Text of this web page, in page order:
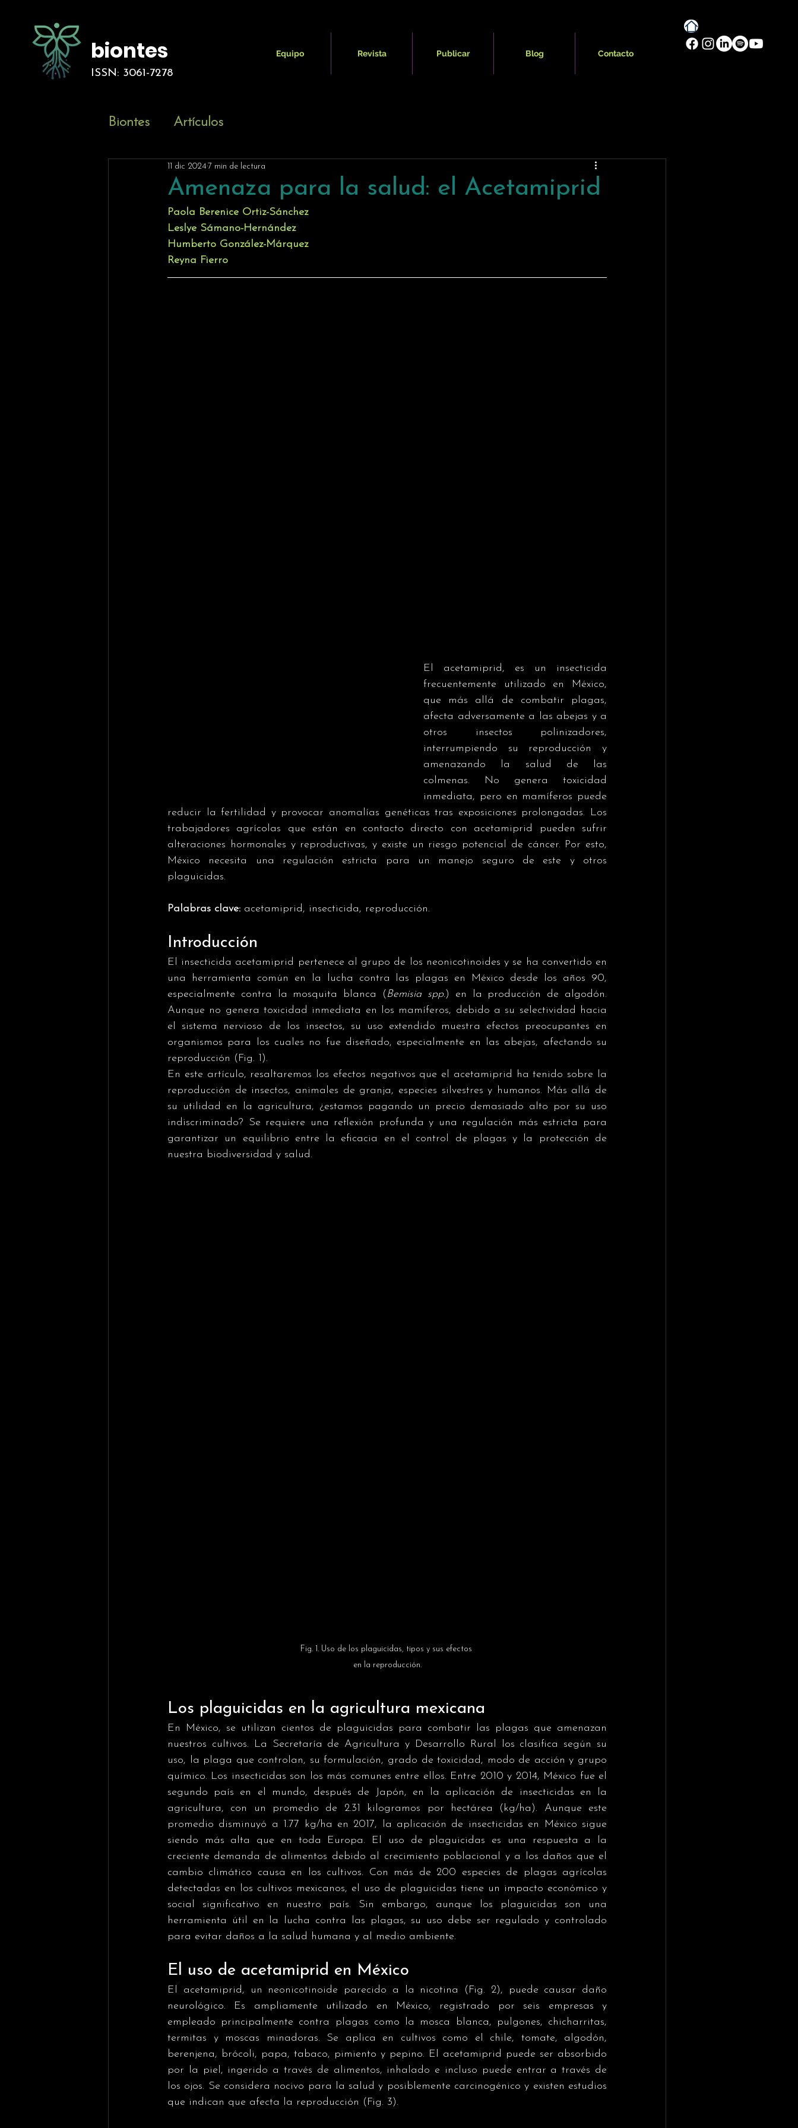
biontes
ISSN: 3061-7278
Equipo Revista Publicar Blog Contacto
Biontes Artículos
Amenaza para la salud: el Acetamiprid
11 dic 20247 min de lectura
Paola Berenice Ortiz-Sánchez
Leslye Sámano-Hernández
Humberto González-Márquez
Reyna Fierro
El acetamiprid, es un insecticida
frecuentemente utilizado en México,
que más allá de combatir plagas,
afecta adversamente a las abejas y a
otros insectos polinizadores,
interrumpiendo su reproducción y
amenazando la salud de las
colmenas. No genera toxicidad
inmediata, pero en mamíferos puede
reducir la fertilidad y provocar anomalías genéticas tras exposiciones prolongadas. Los
trabajadores agrícolas que están en contacto directo con acetamiprid pueden sufrir
alteraciones hormonales y reproductivas, y existe un riesgo potencial de cáncer. Por esto,
México necesita una regulación estricta para un manejo seguro de este y otros
plaguicidas.
Palabras clave: acetamiprid, insecticida, reproducción.
Introducción
El insecticida acetamiprid pertenece al grupo de los neonicotinoides y se ha convertido en
una herramienta común en la lucha contra las plagas en México desde los años 90,
especialmente contra la mosquita blanca ( Bemisia spp.) en la producción de algodón.
Aunque no genera toxicidad inmediata en los mamíferos, debido a su selectividad hacia
el sistema nervioso de los insectos, su uso extendido muestra efectos preocupantes en
organismos para los cuales no fue diseñado, especialmente en las abejas, afectando su
reproducción (Fig. 1).
En este artículo, resaltaremos los efectos negativos que el acetamiprid ha tenido sobre la
reproducción de insectos, animales de granja, especies silvestres y humanos. Más allá de
su utilidad en la agricultura, ¿estamos pagando un precio demasiado alto por su uso
indiscriminado? Se requiere una reflexión profunda y una regulación más estricta para
garantizar un equilibrio entre la eficacia en el control de plagas y la protección de
nuestra biodiversidad y salud.
Fig. 1. Uso de los plaguicidas, tipos y sus efectos
en la reproducción.
Los plaguicidas en la agricultura mexicana
En México, se utilizan cientos de plaguicidas para combatir las plagas que amenazan
nuestros cultivos. La Secretaría de Agricultura y Desarrollo Rural los clasifica según su
uso, la plaga que controlan, su formulación, grado de toxicidad, modo de acción y grupo
químico. Los insecticidas son los más comunes entre ellos. Entre 2010 y 2014, México fue el
segundo país en el mundo, después de Japón, en la aplicación de insecticidas en la
agricultura, con un promedio de 2.31 kilogramos por hectárea (kg/ha). Aunque este
promedio disminuyó a 1.77 kg/ha en 2017, la aplicación de insecticidas en México sigue
siendo más alta que en toda Europa. El uso de plaguicidas es una respuesta a la
creciente demanda de alimentos debido al crecimiento poblacional y a los daños que el
cambio climático causa en los cultivos. Con más de 200 especies de plagas agrícolas
detectadas en los cultivos mexicanos, el uso de plaguicidas tiene un impacto económico y
social significativo en nuestro país. Sin embargo, aunque los plaguicidas son una
herramienta útil en la lucha contra las plagas, su uso debe ser regulado y controlado
para evitar daños a la salud humana y al medio ambiente.
El uso de acetamiprid en México
El acetamiprid, un neonicotinoide parecido a la nicotina (Fig. 2), puede causar daño
neurológico. Es ampliamente utilizado en México, registrado por seis empresas y
empleado principalmente contra plagas como la mosca blanca, pulgones, chicharritas,
termitas y moscas minadoras. Se aplica en cultivos como el chile, tomate, algodón,
berenjena, brócoli, papa, tabaco, pimiento y pepino. El acetamiprid puede ser absorbido
por la piel, ingerido a través de alimentos, inhalado e incluso puede entrar a través de
los ojos. Se considera nocivo para la salud y posiblemente carcinogénico y existen estudios
que indican que afecta la reproducción (Fig. 3).